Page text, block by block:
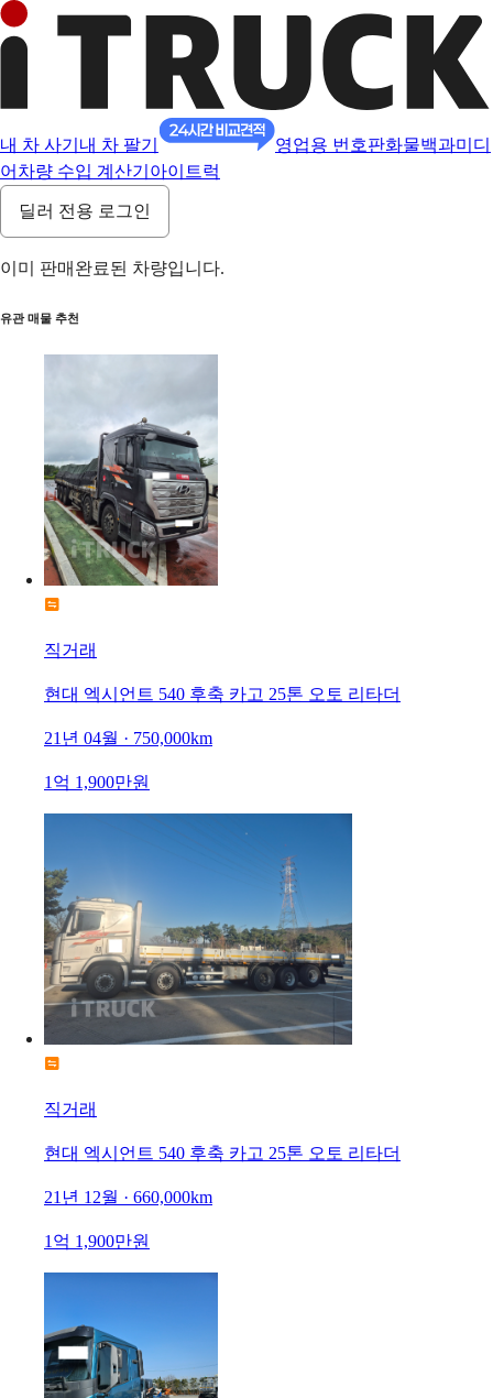
내 차 사기 내 차 팔기 영업용 번호판화물백과미디
어 차량 수입 계산기 아이트럭
딜러 전용 로그인
이미 판매완료된 차량입니다.
유관 매물 추천
직거래
현대 엑시언트 540 후축 카고 25톤 오토 리타더
21년 04월 · 750,000km
1억 1,900만원
직거래
현대 엑시언트 540 후축 카고 25톤 오토 리타더
21년 12월 · 660,000km
1억 1,900만원